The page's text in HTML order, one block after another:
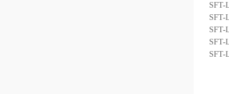
SFT-
SFT-
SFT-
SFT-
SFT-